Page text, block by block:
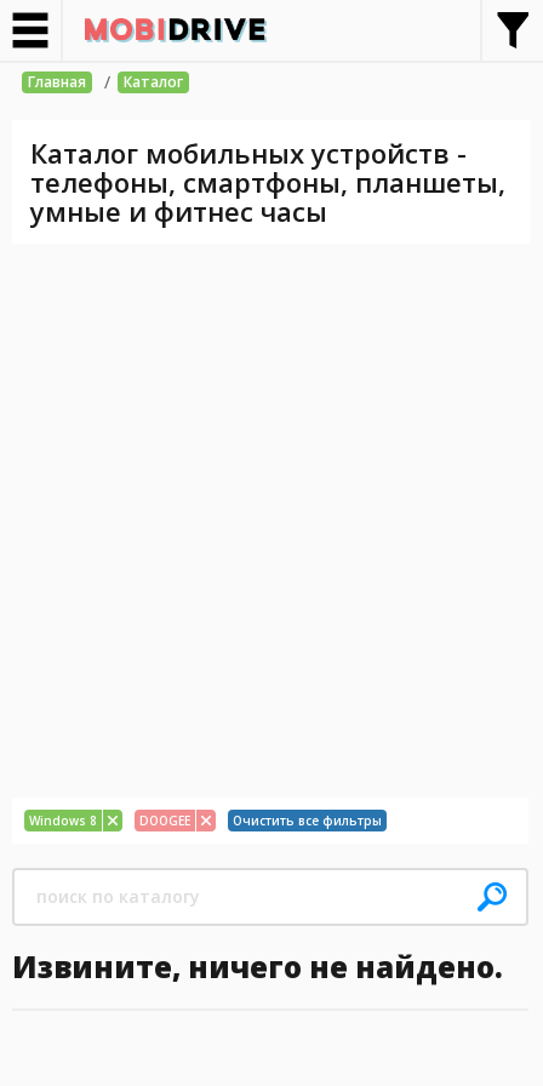
Главная / Каталог
Каталог мобильных устройств -
телефоны, смартфоны, планшеты,
умные и фитнес часы
Windows 8 DOOGEE Очистить все фильтры
Извините, ничего не найдено.